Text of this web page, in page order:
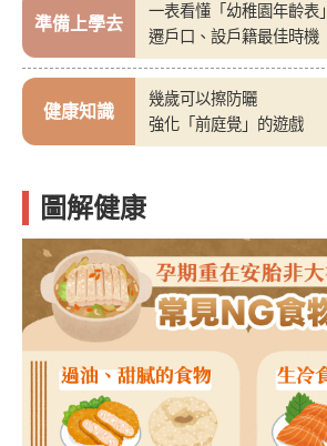
準備上學去
一表看懂「幼稚園年齡表」
遷戶口、設戶籍最佳時機
健康知識
幾歲可以擦防曬
強化「前庭覺」的遊戲
圖解健康